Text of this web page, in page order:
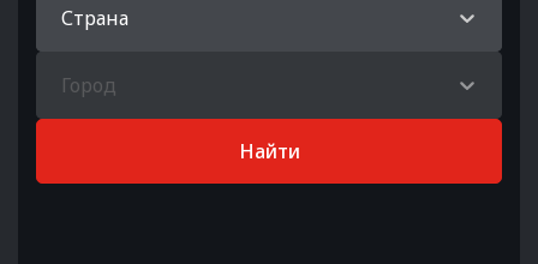
Страна
Город
Найти